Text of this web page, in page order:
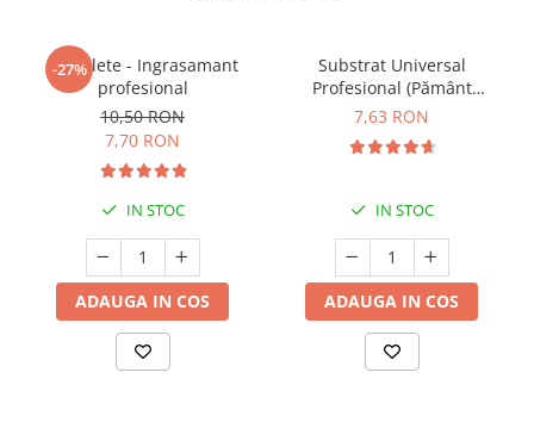
-27%
5 Tablete - Ingrasamant
profesional
10,50 RON
7,70 RON
IN STOC
ADAUGA IN COS
Substrat Universal
Profesional (Pământ
Premium) - 5 L
7,63 RON
IN STOC
ADAUGA IN COS